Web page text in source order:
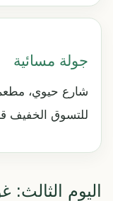
جولة مسائية
شارع حيوي،
للتسوق الخفيف
اليوم